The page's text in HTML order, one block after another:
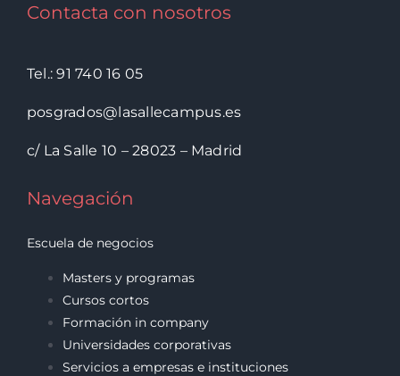
Contacta con nosotros
Tel.: 91 740 16 05
posgrados@lasallecampus.es
c/ La Salle 10 – 28023 – Madrid
Navegación
Escuela de negocios
Masters y programas
Cursos cortos
Formación in company
Universidades corporativas
Servicios a empresas e instituciones